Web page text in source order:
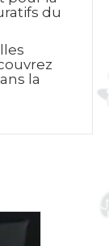
du
la